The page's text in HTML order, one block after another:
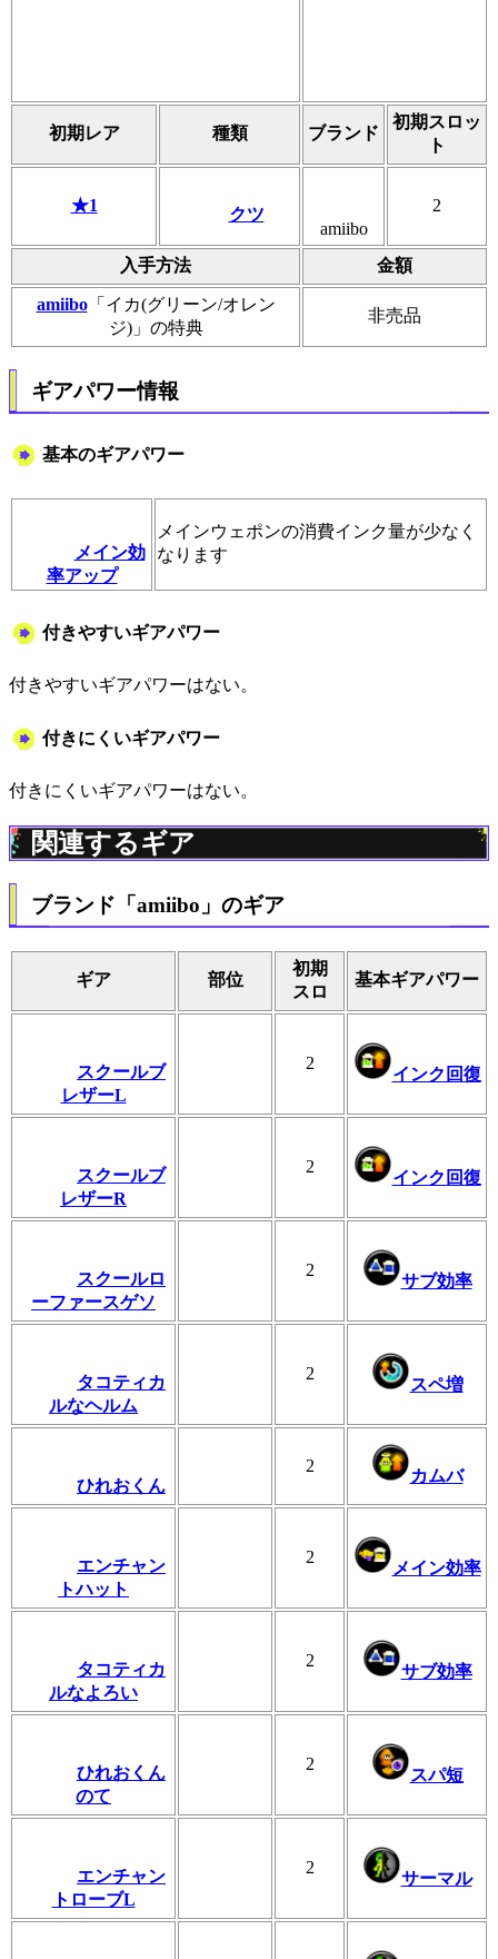
初期レア 種類 ブランド
初期スロッ
ト
★1 クツ
amiibo
2
入手方法 金額
amiibo「イカ(グリーン/オレン
ジ)」の特典
非売品
ギアパワー情報
基本のギアパワー
メイン効
率アップ
メインウェポンの消費インク量が少なく
なります
付きやすいギアパワー
付きやすいギアパワーはない。
付きにくいギアパワー
付きにくいギアパワーはない。
関連するギア
ブランド「amiibo」のギア
ギア 部位
初期
スロ
基本ギアパワー
スクールブ
レザーL
2
インク回復
スクールブ
レザーR
2
インク回復
スクールロ
ーファースゲソ
2
サブ効率
タコティカ
ルなヘルム
2
スペ増
ひれおくん
2
カムバ
エンチャン
トハット
2
メイン効率
タコティカ
ルなよろい
2
サブ効率
ひれおくん
のて
2
スパ短
エンチャン
トローブL
2
サーマル